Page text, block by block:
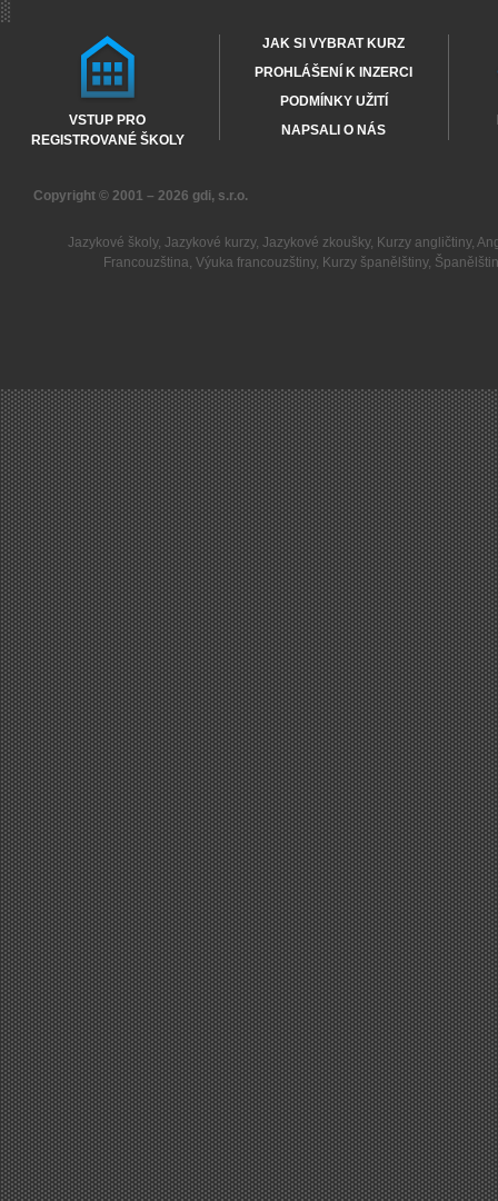
VSTUP PRO
REGISTROVANÉ ŠKOLY
JAK SI VYBRAT KURZ
PROHLÁŠENÍ K INZERCI
PODMÍNKY UŽITÍ
NAPSALI O NÁS
Copyright © 2001 – 2026 gdi, s.r.o.
Jazykové školy, Jazykové kurzy, Jazykové zkoušky, Kurzy angličtiny,
Francouzština,Výuka francouzštiny, Kurzy španělštiny,